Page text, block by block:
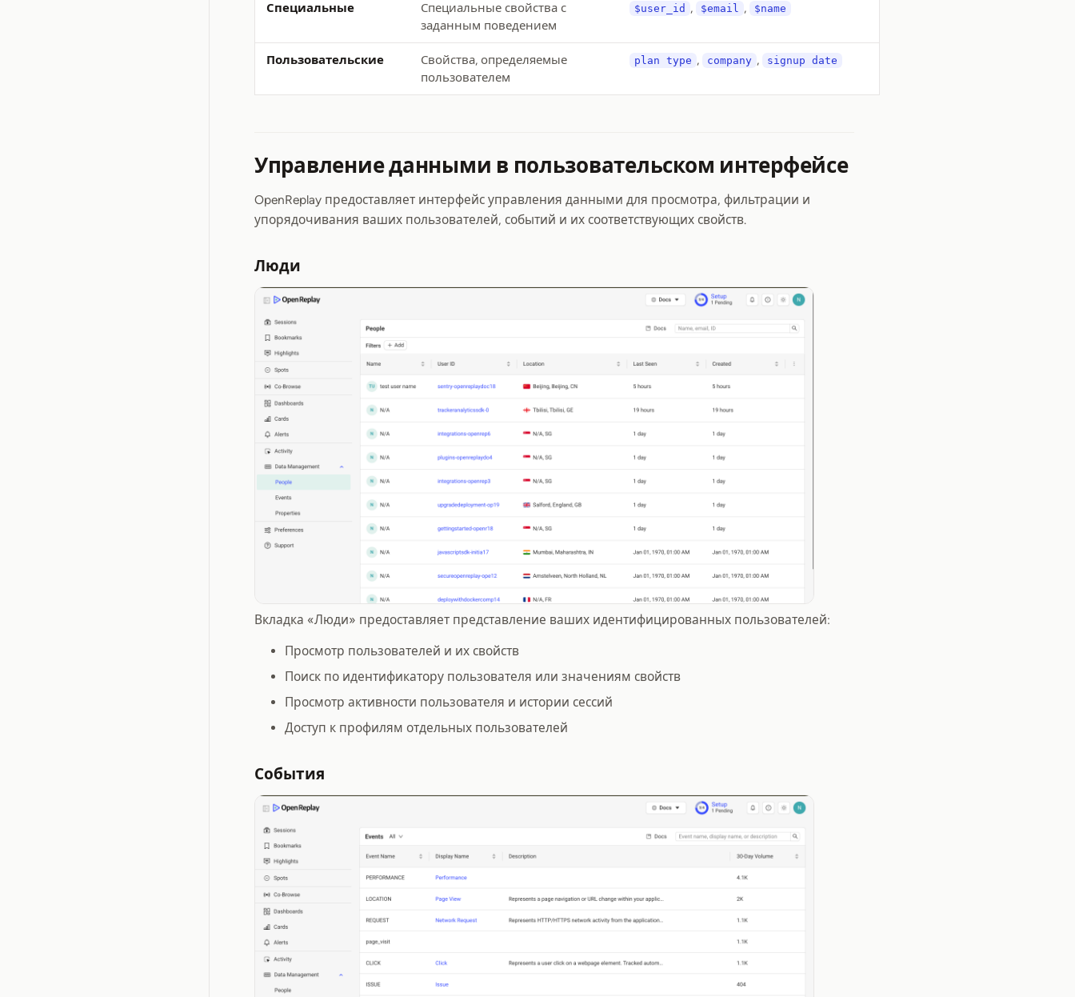
Специальные
Специальные свойства с
заданным поведением
$user_id , $email , $name
Пользовательские
Свойства, определяемые
пользователем
plan type , company , signup date
Управление данными в пользовательском интерфейсе
OpenReplay предоставляет интерфейс управления данными для просмотра, фильтрации и
упорядочивания ваших пользователей, событий и их соответствующих свойств.
Люди
Вкладка «Люди» предоставляет представление ваших идентифицированных пользователей:
Просмотр пользователей и их свойств
Поиск по идентификатору пользователя или значениям свойств
Просмотр активности пользователя и истории сессий
Доступ к профилям отдельных пользователей
События